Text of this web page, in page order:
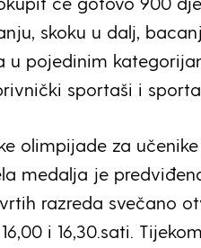
skoku u dalj,
u pojedinim
sportaši i
olimpijade za
medalja je predviđena
razreda svečano
i 16,30.sati.